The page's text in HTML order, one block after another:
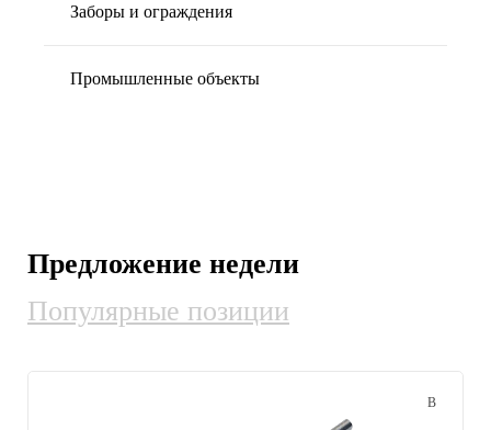
Заборы и ограждения
Промышленные объекты
Предложение недели
Популярные позиции